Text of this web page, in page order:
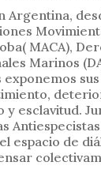
Argentina,
MACA),
Marinos
exponemos
y esclavitud.
Antiespecistas
espacio de